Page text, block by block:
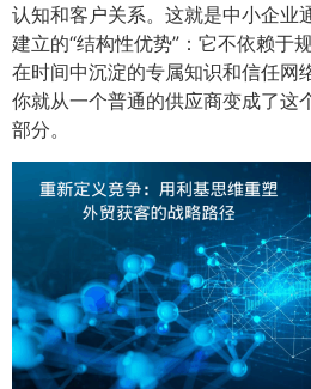
认知和客户关系。这就是中小企业
建立的“结构性优势”：它不依赖于
在时间中沉淀的专属知识和信任网
你就从一个普通的供应商变成了这
部分。